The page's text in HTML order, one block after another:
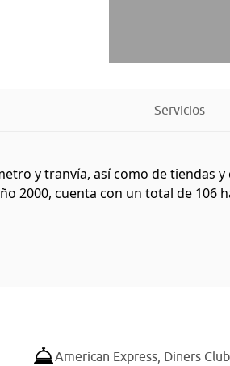
Servicios
y tranvía, así como de tiendas
2000, cuenta con un total de 106
American Express, Diners Club,